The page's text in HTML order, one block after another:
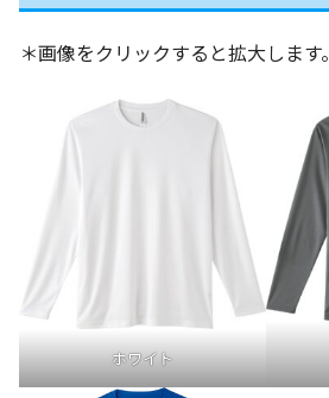
＊画像をクリックすると拡大します。
ホワイト